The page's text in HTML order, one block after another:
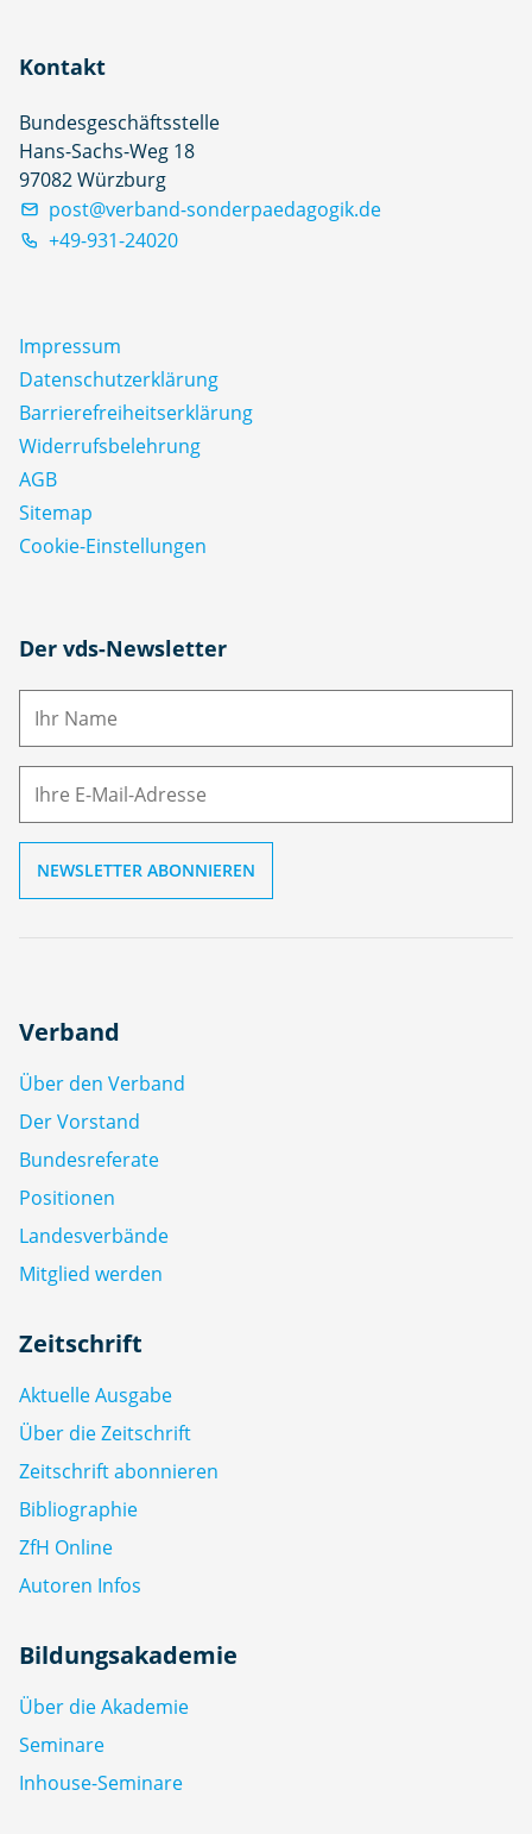
Kontakt
Bundesgeschäftsstelle
Hans-Sachs-Weg 18
97082 Würzburg
post@verband-sonderpaedagogik.de
+49-931-24020
Impressum
Datenschutz­erklärung
Barrierefreiheitserklärung
Widerrufsbelehrung
AGB
Sitemap
Cookie-Einstellungen
Der vds-Newsletter
N
M
Verband
Über den Verband
Der Vorstand
Bundesreferate
Positionen
Landesverbände
Mitglied werden
Zeitschrift
Aktuelle Ausgabe
Über die Zeitschrift
Zeitschrift abonnieren
Bibliographie
ZfH Online
Autoren Infos
Bildungsakademie
Über die Akademie
Seminare
Inhouse-Seminare